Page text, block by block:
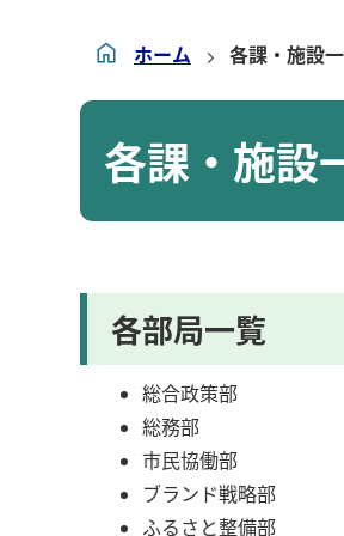
ホーム 各課・施設
各課・施設
各部局一覧
総合政策部
総務部
市民協働部
ブランド戦略部
ふるさと整備部